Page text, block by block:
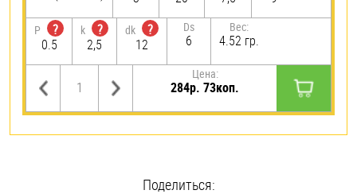
P
?
0.5
k
?
2,5
dk
?
12
Ds
6
Вес:
4.52 гр.
Цена:
284р. 73коп.
Поделиться: